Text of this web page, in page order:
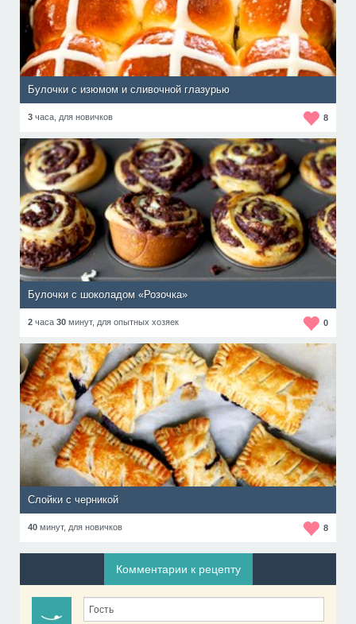
Булочки с изюмом и сливочной глазурью
3 часа, для новичков 8
Булочки с шоколадом «Розочка»
2 часа 30 минут, для опытных хозяек 0
Слойки с черникой
40 минут, для новичков 8
Комментарии к рецепту